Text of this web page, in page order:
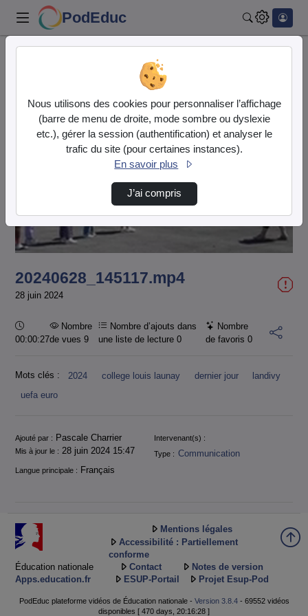
PodEduc
20240628_145117.mp4
Lire
la
vidéo
20240628_145117.mp4
28 juin 2024
Durée :
00:00:27
Nombre
de vues 9
Nombre d’ajouts dans
une liste de lecture0
Nombre
de favoris 0
Mots clés : 2024 college louis launay dernier jour
landivy
uefa euro
Informations
Ajouté par : Pascale Charrier
Intervenant(s) :
Mis à jour le : 28 juin 2024 15:47 Type : Communication
Langue principale : Français
Éducation nationale
Apps.education.fr
Mentions légales
Accessibilité : Partiellement
conforme
Contact
Notes de version
ESUP-Portail
Projet Esup-Pod
PodEduc plateforme vidéos de Éducation nationale - Version 3.8.4- 69552 vidéos
disponibles [ 470 days, 20:16:28 ]
Nous utilisons des cookies pour personnaliser l’affichage
(barre de menu de droite, mode sombre ou dyslexie
etc.), gérer la session (authentification) et analyser le
trafic du site (pour certaines instances).
En savoir plus
J’ai compris